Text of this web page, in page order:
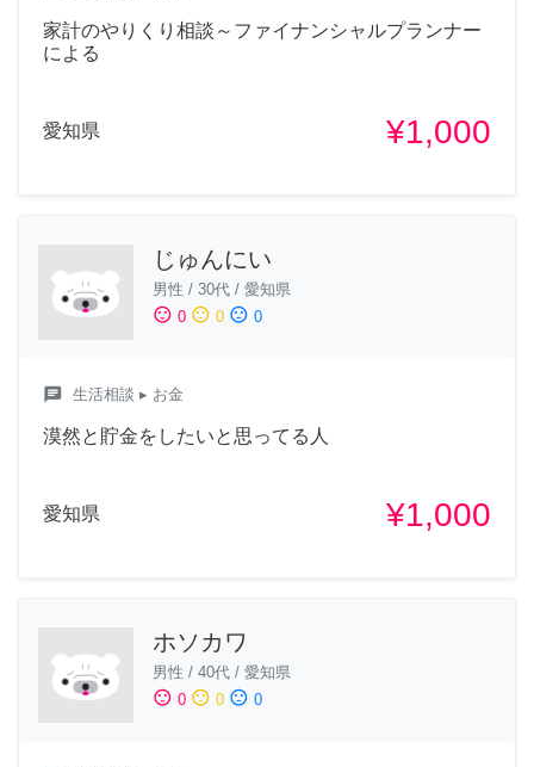
家計のやりくり相談～ファイナンシャルプランナー
による
愛知県 ¥1,000
じゅんにい
男性 / 30代 / 愛知県
sentiment_satisfied 0 sentiment_neutral 0 sentiment_dissatisfied 0
chat 生活相談 ▸ お金
漠然と貯金をしたいと思ってる人
愛知県 ¥1,000
ホソカワ
男性 / 40代 / 愛知県
sentiment_satisfied 0 sentiment_neutral 0 sentiment_dissatisfied 0